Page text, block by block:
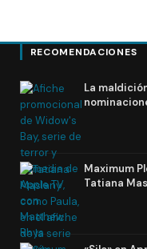
RECOMENDACIONES
La
Maximum
Tatiana